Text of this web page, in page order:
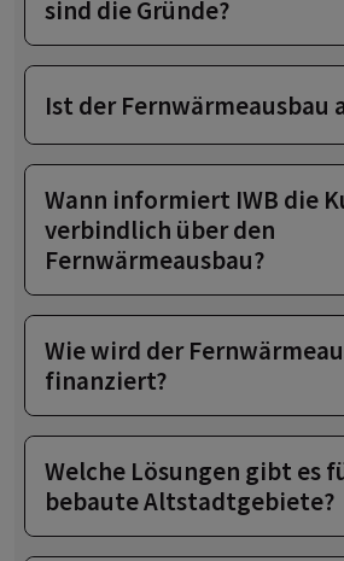
sind die Gründe?
Ist der Fernwärmeausbau
Wann informiert IWB die
verbindlich über den
Fernwärmeausbau?
Wie wird der
finanziert?
Welche Lösungen gibt es
bebaute Altstadtgebiete?